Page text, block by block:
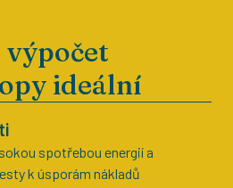
výpočet
ideální
spotřebou energií a
k úsporám nákladů